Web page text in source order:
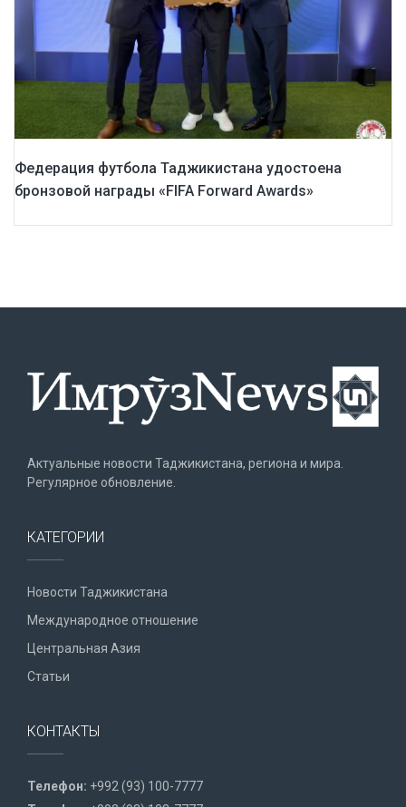
Федерация футбола Таджикистана удостоена
бронзовой награды «FIFA Forward Awards»
Актуальные новости Таджикистана, региона и мира.
Регулярное обновление.
КАТЕГОРИИ
Новости Таджикистана
Международное отношение
Центральная Азия
Статьи
КОНТАКТЫ
Телефон: +992 (93) 100-7777